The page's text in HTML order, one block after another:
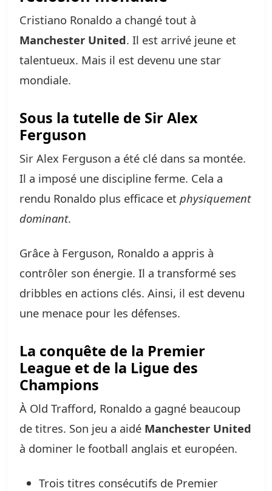
Cristiano Ronaldo a changé tout à
Manchester United. Il est arrivé jeune et
talentueux. Mais il est devenu une star
mondiale.
Sous la tutelle de Sir Alex
Ferguson
Sir Alex Ferguson a été clé dans sa montée.
Il a imposé une discipline ferme. Cela a
rendu Ronaldo plus efficace et physiquement
dominant.
Grâce à Ferguson, Ronaldo a appris à
contrôler son énergie. Il a transformé ses
dribbles en actions clés. Ainsi, il est devenu
une menace pour les défenses.
La conquête de la Premier
League et de la Ligue des
Champions
À Old Trafford, Ronaldo a gagné beaucoup
de titres. Son jeu a aidé Manchester United
à dominer le football anglais et européen.
Trois titres consécutifs de Premier